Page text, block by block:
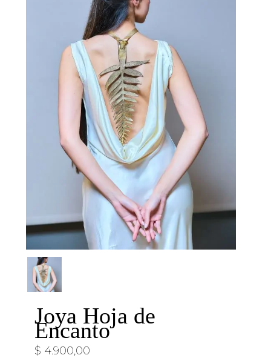
Joya Hoja de
Encanto
$ 4.900,00